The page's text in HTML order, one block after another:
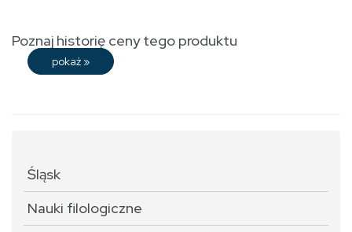
Poznaj historię ceny tego produktu
pokaż »
Śląsk
Nauki filologiczne